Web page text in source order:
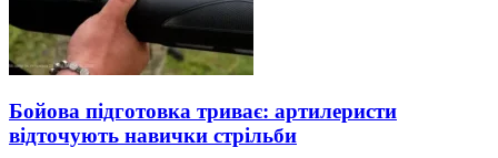
Бойова підготовка триває: артилеристи
відточують навички стрільби